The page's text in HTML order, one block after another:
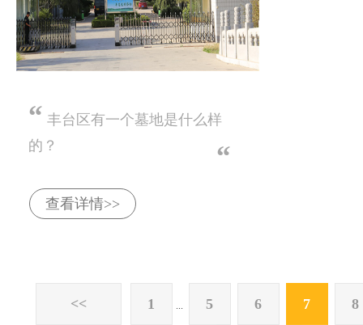
“ 丰台区有一个墓地是什么样
的？
“
查看详情>>
<< 1 ... 5 6 7 8